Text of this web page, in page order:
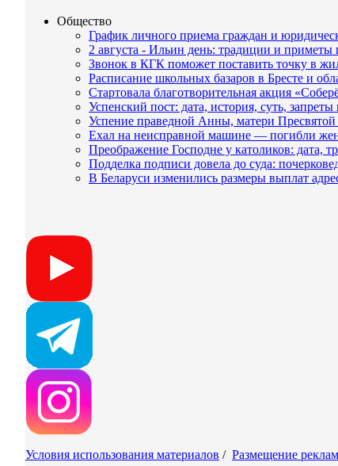
Общество
График личного приема граждан и
2 августа - Ильин день: традиции и приметы
Звонок в КГК поможет поставить точку в
Расписание школьных базаров в Бресте и
Стартовала благотворительная акция
Успенский пост: дата, история, суть,
Успение праведной Анны, матери
Ехал на неисправной машине — погибли
Преображение Господне у католиков: дата,
Подделка подписи довела до суда:
В Беларуси изменились размеры выплат
Условия использования материалов / Размещение